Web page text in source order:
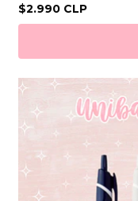
$2.990 CLP